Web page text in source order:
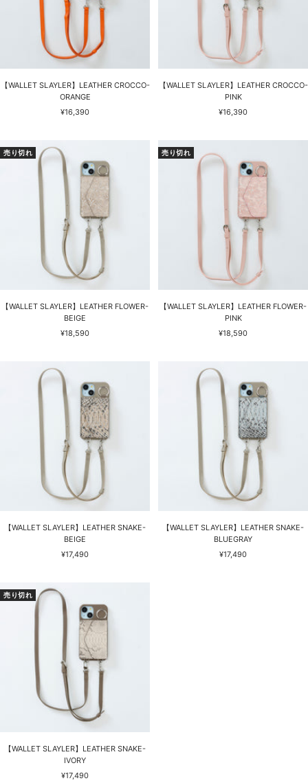
【WALLET SLAYLER】LEATHER CROCCO-
ORANGE
セ
価
格
¥16,390
【WALLET SLAYLER】LEATHER CROCCO-
PINK
セ
格
¥16,390
売り切れ
【WALLET SLAYLER】LEATHER FLOWER-
BEIGE
セ
価
格
¥18,590
売り切れ
【WALLET SLAYLER】LEATHER FLOWER-
PINK
セ
価
格
¥18,590
【WALLET SLAYLER】LEATHER SNAKE-
BEIGE
セ
価
格
¥17,490
【WALLET SLAYLER】LEATHER SNAKE-
BLUEGRAY
セ
¥17,490
売り切れ
【WALLET SLAYLER】LEATHER SNAKE-
IVORY
セ
¥17,490